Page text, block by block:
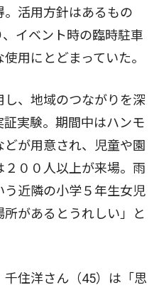
。活用方針はあるもの
イベント時の臨時駐車
用にとどまっていた。
、地域のつながりを深
実験。期間中はハンモ
が用意され、児童や園
００人以上が来場。雨
近隣の小学５年生女児
があるとうれしい」と
住洋さん（45）は「思